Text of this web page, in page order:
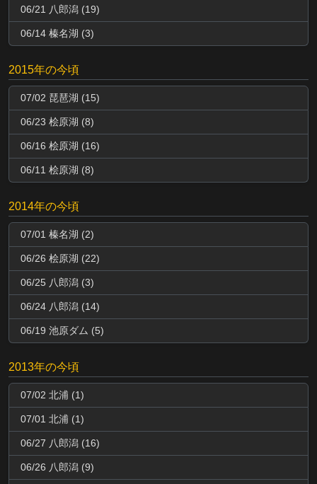
06/21 八郎潟 (19)
06/14 榛名湖 (3)
2015年の今頃
07/02 琵琶湖 (15)
06/23 桧原湖 (8)
06/16 桧原湖 (16)
06/11 桧原湖 (8)
2014年の今頃
07/01 榛名湖 (2)
06/26 桧原湖 (22)
06/25 八郎潟 (3)
06/24 八郎潟 (14)
06/19 池原ダム (5)
2013年の今頃
07/02 北浦 (1)
07/01 北浦 (1)
06/27 八郎潟 (16)
06/26 八郎潟 (9)